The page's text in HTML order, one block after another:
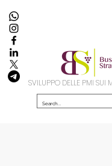
SVILUPPO DELLE PMI SUI